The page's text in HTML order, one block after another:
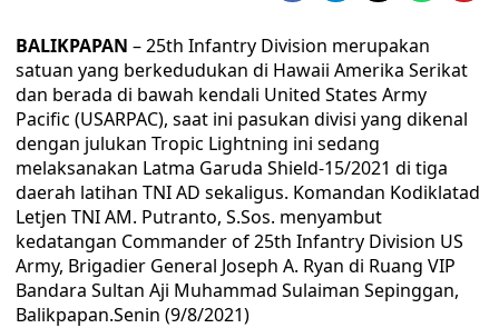
BALIKPAPAN – 25th Infantry Division merupakan
satuan yang berkedudukan di Hawaii Amerika Serikat
dan berada di bawah kendali United States Army
Pacific (USARPAC), saat ini pasukan divisi yang dikenal
dengan julukan Tropic Lightning ini sedang
melaksanakan Latma Garuda Shield-15/2021 di tiga
daerah latihan TNI AD sekaligus. Komandan Kodiklatad
Letjen TNI AM. Putranto, S.Sos. menyambut
kedatangan Commander of 25th Infantry Division US
Army, Brigadier General Joseph A. Ryan di Ruang VIP
Bandara Sultan Aji Muhammad Sulaiman Sepinggan,
Balikpapan.Senin (9/8/2021)